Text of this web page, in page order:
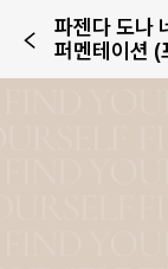
파젠다 도나
퍼멘테이션 (